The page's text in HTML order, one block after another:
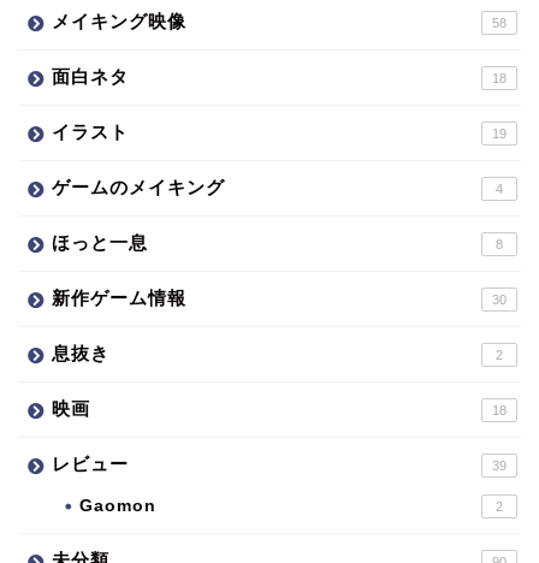
メイキング映像 58
面白ネタ 18
イラスト 19
ゲームのメイキング 4
ほっと一息 8
新作ゲーム情報 30
息抜き 2
映画 18
レビュー 39
Gaomon 2